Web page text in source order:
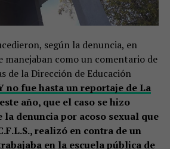
según la denuncia, en
manejaban como un comentario de
de la Dirección de Educación
no fue hasta un reportaje de La
año, que el caso se hizo
la denuncia por acoso sexual que
realizó en contra de un
en la escuela pública de